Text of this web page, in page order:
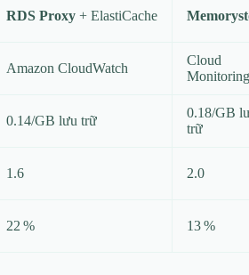
RDS Proxy + ElastiCache
Amazon CloudWatch
Cloud
Monitoring
0.14/GB lưu trữ
0.18/GB
trữ
1.6 2.0
22 % 13 %